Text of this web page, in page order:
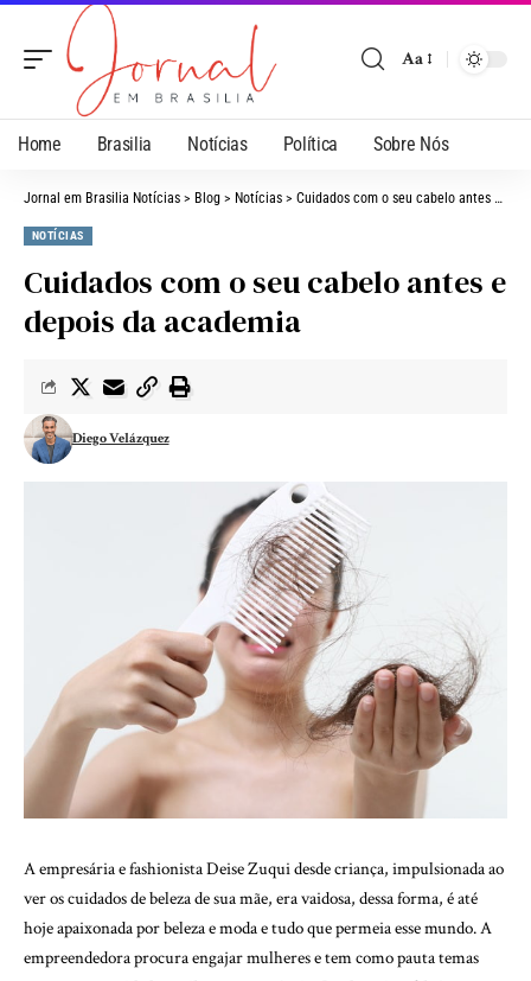
Aa
Home Brasilia Notícias Política Sobre Nós
Jornal em Brasilia Notícias > Blog > Notícias > Cuidados com o seu cabelo antes e depois da academia
NOTÍCIAS
Cuidados com o seu cabelo antes e
depois da academia
Diego Velázquez
A empresária e fashionista Deise Zuqui desde criança, impulsionada ao
ver os cuidados de beleza de sua mãe, era vaidosa, dessa forma, é até
hoje apaixonada por beleza e moda e tudo que permeia esse mundo. A
empreendedora procura engajar mulheres e tem como pauta temas